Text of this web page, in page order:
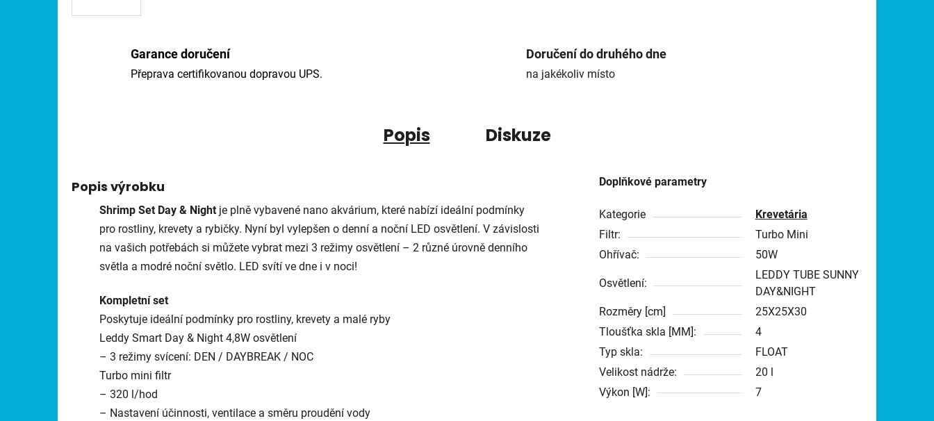
Garance doručení
Přeprava certifikovanou dopravou UPS.
Doručení do druhého dne
na jakékoliv místo
Popis Diskuze
Popis výrobku
Shrimp Set Day & Night je plně vybavené nano akvárium, které nabízí ideální podmínky
pro rostliny, krevety a rybičky. Nyní byl vylepšen o denní a noční LED osvětlení. V závislosti
na vašich potřebách si můžete vybrat mezi 3 režimy osvětlení – 2 různé úrovně denního
světla a modré noční světlo. LED svítí ve dne i v noci!
Kompletní set
Poskytuje ideální podmínky pro rostliny, krevety a malé ryby
Leddy Smart Day & Night 4,8W osvětlení
– 3 režimy svícení: DEN / DAYBREAK / NOC
Turbo mini filtr
– 320 l/hod
– Nastavení účinnosti, ventilace a směru proudění vody
Doplňkové parametry
Kategorie
Krevetária
Filtr:
Turbo Mini
Ohřívač:
50W
Osvětlení:
LEDDY TUBE SUNNY
DAY&NIGHT
Rozměry [cm]
25X25X30
Tloušťka skla [MM]:
4
Typ skla:
FLOAT
Velikost nádrže:
20 l
Výkon [W]:
7